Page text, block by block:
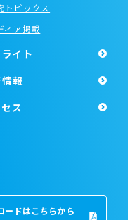
トピックス
ィア掲載
イト
報
ス
ードはこちらから